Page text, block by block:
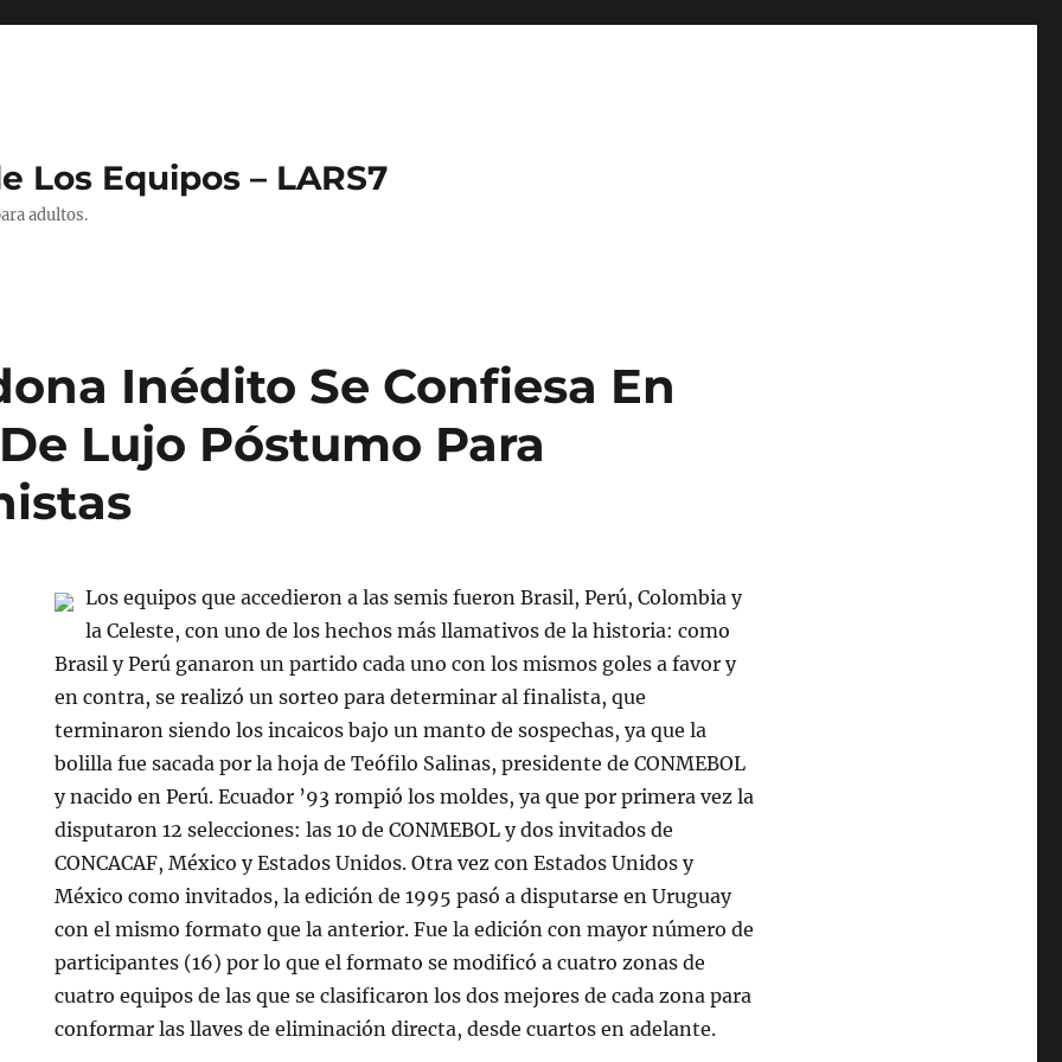
Los Equipos – LARS7
adultos.
Inédito Se Confiesa En
Lujo Póstumo Para
Los equipos que accedieron a las semis fueron Brasil, Perú, Colombia y
la Celeste, con uno de los hechos más llamativos de la historia: como
Brasil y Perú ganaron un partido cada uno con los mismos goles a favor y
en contra, se realizó un sorteo para determinar al finalista, que
terminaron siendo los incaicos bajo un manto de sospechas, ya que la
bolilla fue sacada por la hoja de Teófilo Salinas, presidente de CONMEBOL
y nacido en Perú. Ecuador ’93 rompió los moldes, ya que por primera vez la
disputaron 12 selecciones: las 10 de CONMEBOL y dos invitados de
CONCACAF, México y Estados Unidos. Otra vez con Estados Unidos y
México como invitados, la edición de 1995 pasó a disputarse en Uruguay
con el mismo formato que la anterior. Fue la edición con mayor número de
participantes (16) por lo que el formato se modificó a cuatro zonas de
cuatro equipos de las que se clasificaron los dos mejores de cada zona para
conformar las llaves de eliminación directa, desde cuartos en adelante.